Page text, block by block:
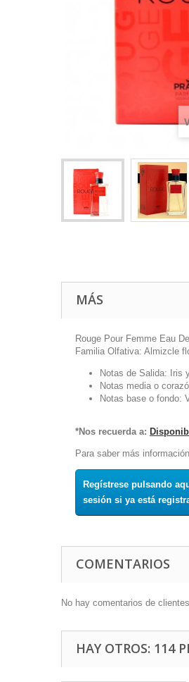
MÁS
Rouge Pour Femme Eau
Familia Olfativa: Almizcle
Notas de Salida: Iris
Notas media o
Notas base o fondo:
*Nos recuerda a:
Para saber más
Regístrese pulsando
sesión si ya está
COMENTARIOS
No hay comentarios de
HAY OTROS: 114